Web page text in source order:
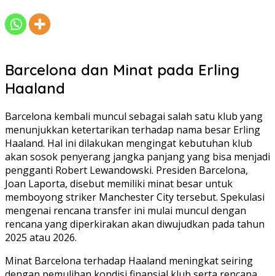
Barcelona dan Minat pada Erling
Haaland
Barcelona kembali muncul sebagai salah satu klub yang
menunjukkan ketertarikan terhadap nama besar Erling
Haaland. Hal ini dilakukan mengingat kebutuhan klub
akan sosok penyerang jangka panjang yang bisa menjadi
pengganti Robert Lewandowski. Presiden Barcelona,
Joan Laporta, disebut memiliki minat besar untuk
memboyong striker Manchester City tersebut. Spekulasi
mengenai rencana transfer ini mulai muncul dengan
rencana yang diperkirakan akan diwujudkan pada tahun
2025 atau 2026.
Minat Barcelona terhadap Haaland meningkat seiring